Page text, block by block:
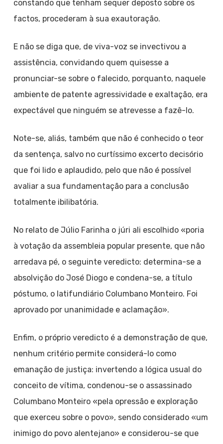
constando que tenham sequer deposto sobre os
factos, procederam à sua exautoração.
E não se diga que, de viva-voz se invectivou a
assistência, convidando quem quisesse a
pronunciar-se sobre o falecido, porquanto, naquele
ambiente de patente agressividade e exaltação, era
expectável que ninguém se atrevesse a fazê-lo.
Note-se, aliás, também que não é conhecido o teor
da sentença, salvo no curtíssimo excerto decisório
que foi lido e aplaudido, pelo que não é possível
avaliar a sua fundamentação para a conclusão
totalmente ibilibatória.
No relato de Júlio Farinha o júri ali escolhido «poria
à votação da assembleia popular presente, que não
arredava pé, o seguinte veredicto: determina-se a
absolvição do José Diogo e condena-se, a título
póstumo, o latifundiário Columbano Monteiro. Foi
aprovado por unanimidade e aclamação».
Enfim, o próprio veredicto é a demonstração de que,
nenhum critério permite considerá-lo como
emanação de justiça: invertendo a lógica usual do
conceito de vítima, condenou-se o assassinado
Columbano Monteiro «pela opressão e exploração
que exerceu sobre o povo», sendo considerado «um
inimigo do povo alentejano» e considerou-se que